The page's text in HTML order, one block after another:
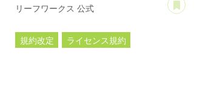
リーフワークス 公式
規約改定
ライセンス規約